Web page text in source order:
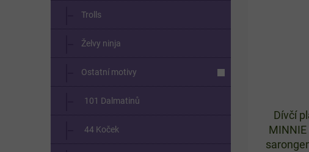
Trolls
Želvy ninja
Ostatní motivy
101 Dalmatinů
44 Koček
Dívčí